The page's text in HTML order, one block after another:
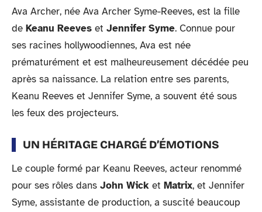
Ava Archer, née Ava Archer Syme-Reeves, est la fille
de Keanu Reeves et Jennifer Syme. Connue pour
ses racines hollywoodiennes, Ava est née
prématurément et est malheureusement décédée peu
après sa naissance. La relation entre ses parents,
Keanu Reeves et Jennifer Syme, a souvent été sous
les feux des projecteurs.
UN HÉRITAGE CHARGÉ D’ÉMOTIONS
Le couple formé par Keanu Reeves, acteur renommé
pour ses rôles dans John Wick et Matrix, et Jennifer
Syme, assistante de production, a suscité beaucoup